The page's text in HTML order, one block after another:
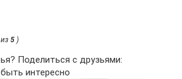
из 5 )
Поделиться с друзьями:
интересно